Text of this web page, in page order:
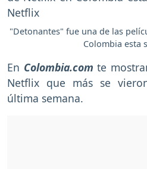
"Detonantes" fue una de las
Colombia esta
En Colombia.com te
Netflix que más se
última semana.